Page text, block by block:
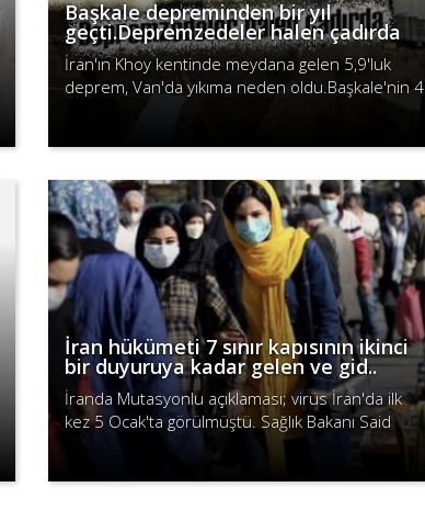
Başkale depreminden bir yıl
geçti.Depremzedeler halen çadırda
İran'ın Khoy kentinde meydana gelen 5,9'luk
deprem, Van'da yıkıma neden oldu.Başkale'nin 4
İran hükümeti 7 sınır kapısının ikinci
bir duyuruya kadar gelen ve gid..
İranda Mutasyonlu açıklaması; virüs İran'da ilk
kez 5 Ocak'ta görülmüştü. Sağlık Bakanı Said
Nemeki, 13 Şubat'ta yaptığı açıklamada ise